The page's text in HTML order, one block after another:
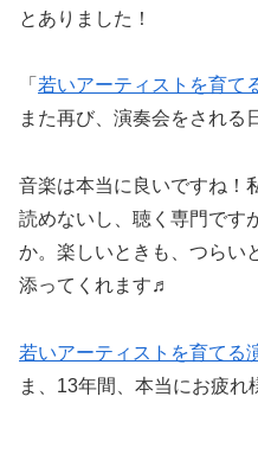
とありました！
「 若いアーティストを育て
また再び、演奏会をされる
音楽は本当に良いですね！
読めないし、聴く専門です
か。楽しいときも、つらい
添ってくれます♬
若いアーティストを育てる
ま、13年間、本当にお疲れ